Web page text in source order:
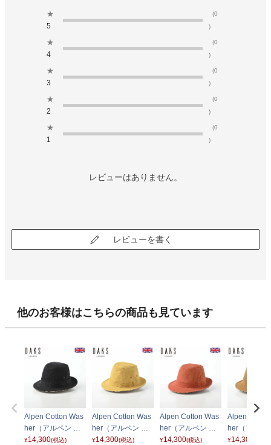
★
5
(0
)
★
4
(0
)
★
3
(0
)
★
2
(0
)
★
1
(0
)
レビューはありません。
レビューを書く
他のお客様はこちらの商品も見ています
Alpen Cotton Was
her（アルペン コ
ットンワッシャ
¥14,300(税込)
Alpen Cotton Was
her（アルペン コ
ットンワッシャ
¥14,300(税込)
Alpen Cotton Was
her（アルペン コ
ットンワッシャ
¥14,300(税込)
Alpen
her（アルペ
ットンワッ
¥14,300